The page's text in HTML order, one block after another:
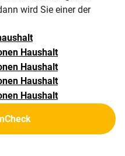
wird Sie einer der
Haushalt
Haushalt
Haushalt
Haushalt